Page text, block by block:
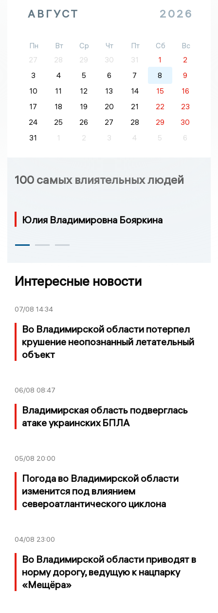
АВГУСТ 2026
Пн Вт Ср Чт Пт Сб
Вс
27
28 29 30 31 1
2
3
4 5 6 7 8
9
10
11 12 13 14 15
16
17
18 19 20 21 22
23
24
25 26 27 28 29
30
31
1 2 3 4 5 6
100 самых влиятельных людей
Юлия Владимировна Бояркина
Интересные новости
07/08 14:34
Во Владимирской области потерпел
крушение неопознанный летательный
объект
06/08 08:47
Владимирская область подверглась
атаке украинских БПЛА
05/08 20:00
Погода во Владимирской области
изменится под влиянием
североатлантического циклона
04/08 23:00
Во Владимирской области приводят в
норму дорогу, ведущую к нацпарку
«Мещёра»